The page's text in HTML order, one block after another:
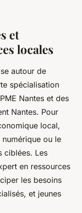
et
locales
autour de
spécialisation
Nantes et des
Nantes. Pour
local,
numérique ou le
ciblées. Les
en ressources
les besoins
et jeunes